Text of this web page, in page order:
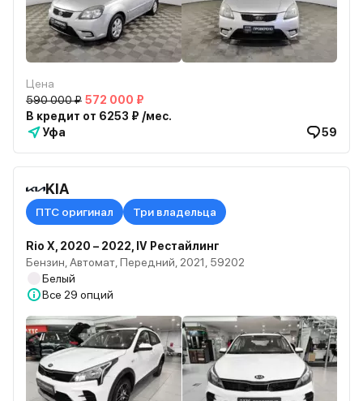
Цена
590 000 ₽ 572 000 ₽
В кредит от 6253 ₽ /мес.
Уфа
59
KIA
ПТС оригинал Три владельца
Rio X, 2020 – 2022, IV Рестайлинг
Бензин, Автомат, Передний, 2021, 59202
Белый
Все 29 опций